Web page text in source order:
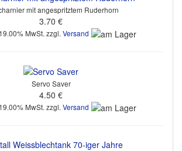
mit angespritztem Ruderhorn
3.70 €
MwSt. zzgl. Versand
Servo Saver
4.50 €
MwSt. zzgl. Versand